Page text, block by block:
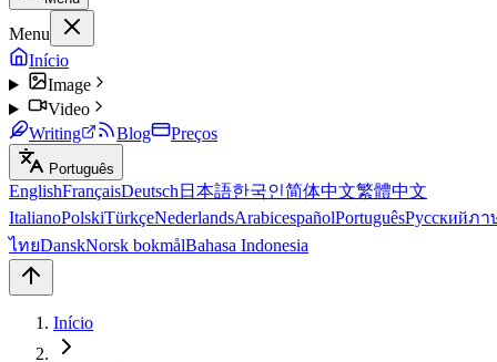
Menu
Início
Image
Video
Writing
Blog Preços
Português
EnglishFrançaisDeutsch 日本語한국인简体中文繁體中文
ItalianoPolskiTürkçeNederlandsArabicespañolPortuguêsРусскийภา
ไทยDanskNorsk bokmålBahasa Indonesia
Início